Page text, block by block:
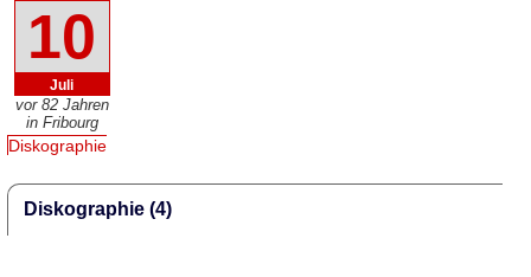
10
Juli
vor 82 Jahren
in Fribourg
Diskographie
Diskographie (4)